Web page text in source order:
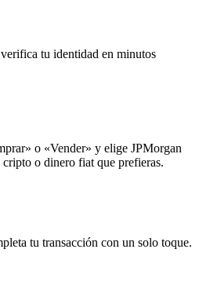
tu identidad en minutos
o «Vender» y elige JPMorgan
o dinero fiat que prefieras.
tu transacción con un solo toque.